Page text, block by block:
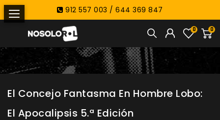
912 557 003 / 644 369 847
0
0
El Concejo Fantasma En Hombre Lobo:
El Apocalipsis 5.ª Edición